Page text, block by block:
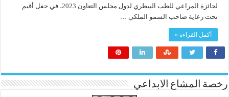
لجائزة المراعي للطب البيطري لدول مجلس التعاون 2023، في حفل أقيم
تحت رعاية صاحب السمو الملكي …
أكمل القراءة »
رخصة المشاع الابداعي